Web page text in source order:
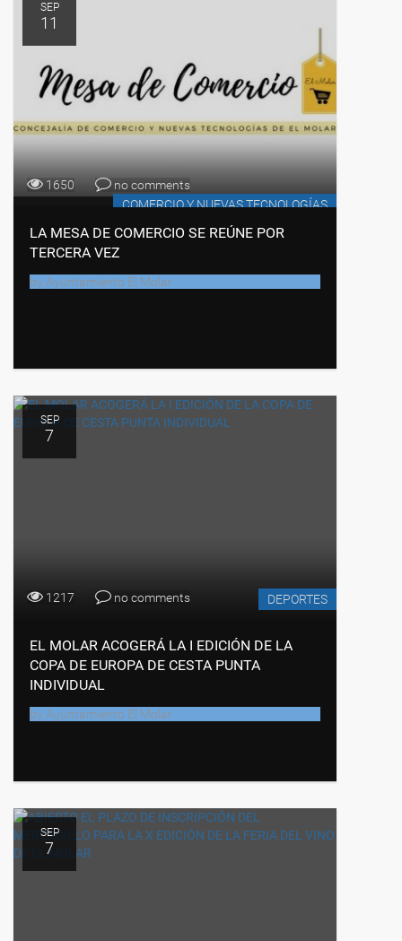
SEP
11
1650
no comments
COMERCIO Y NUEVAS TECNOLOGÍAS
LA MESA DE COMERCIO SE REÚNE POR
TERCERA VEZ
by Ayuntamiento El Molar
SEP
7
1217 no comments DEPORTES
EL MOLAR ACOGERÁ LA I EDICIÓN DE LA
COPA DE EUROPA DE CESTA PUNTA
INDIVIDUAL
by Ayuntamiento El Molar
SEP
7